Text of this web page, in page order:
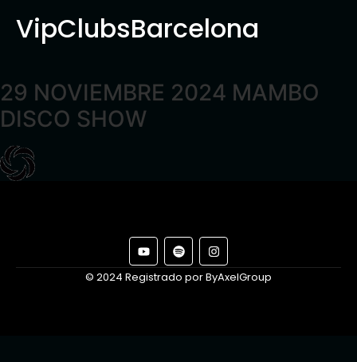
VipClubsBarcelona
29 NOVIEMBRE 2024 MAMBO
DISCO SHOW
© 2024 Registrado por ByAxelGroup